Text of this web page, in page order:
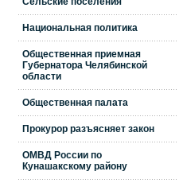
Национальная политика
Общественная приемная
Губернатора Челябинской
области
Общественная палата
Прокурор разъясняет закон
ОМВД России по
Кунашакскому району